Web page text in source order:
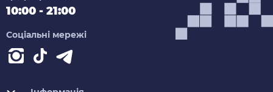
10:00 - 21:00
Соціальні мережі